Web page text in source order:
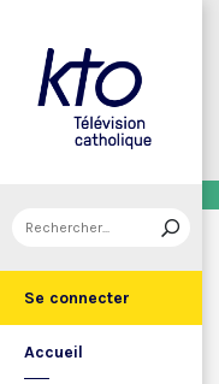
Se connecter
Accueil